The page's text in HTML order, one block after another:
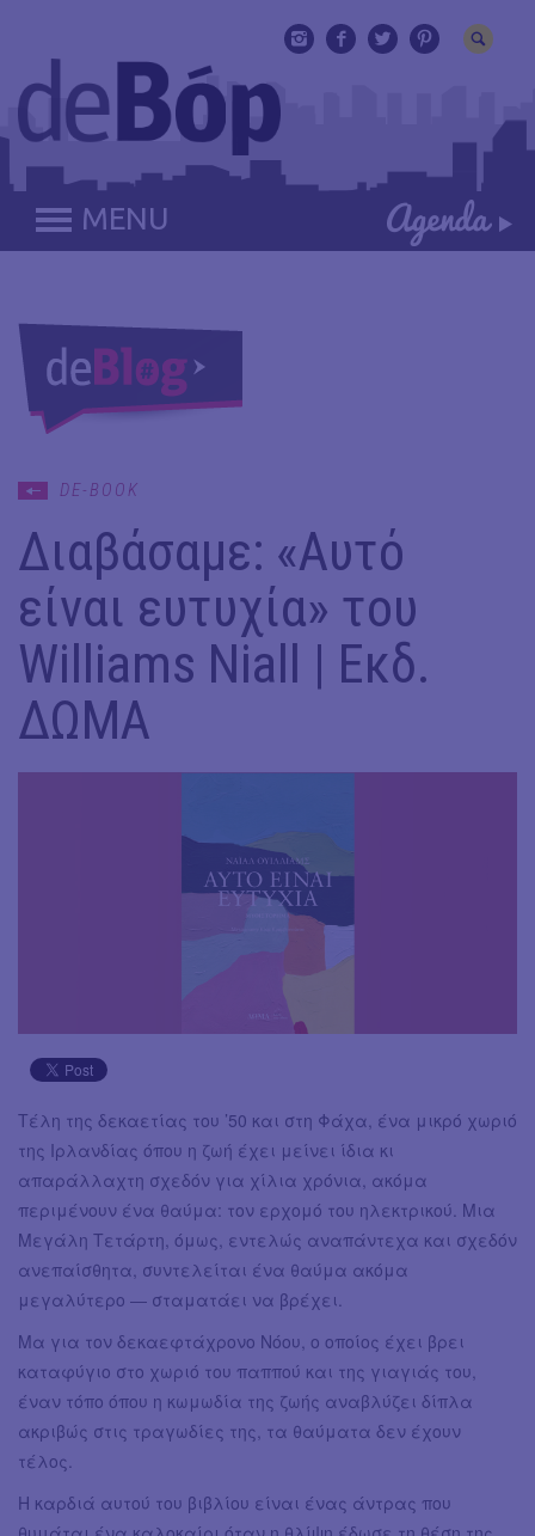
MENU
DE-BOOK
Διαβάσαμε: «Αυτό
είναι ευτυχία» του
Williams Niall | Εκδ.
ΔΩΜΑ
Τέλη της δεκαετίας του ’50 και στη Φάχα, ένα μικρό χωριό
της Ιρλανδίας όπου η ζωή έχει μείνει ίδια κι
απαράλλαχτη σχεδόν για χίλια χρόνια, ακόμα
περιμένουν ένα θαύμα: τον ερχομό του ηλεκτρικού. Μια
Μεγάλη Τετάρτη, όμως, εντελώς αναπάντεχα και σχεδόν
ανεπαίσθητα, συντελείται ένα θαύμα ακόμα
μεγαλύτερο ― σταματάει να βρέχει.
Μα για τον δεκαεφτάχρονο Νόου, ο οποίος έχει βρει
καταφύγιο στο χωριό του παππού και της γιαγιάς του,
έναν τόπο όπου η κωμωδία της ζωής αναβλύζει δίπλα
ακριβώς στις τραγωδίες της, τα θαύματα δεν έχουν
τέλος.
Η καρδιά αυτού του βιβλίου είναι ένας άντρας που